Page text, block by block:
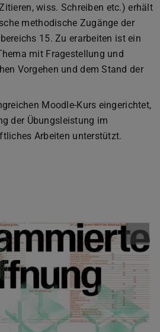
wiss. Schreiben etc.) erhält
methodische Zugänge der
15. Zu erarbeiten ist ein
mit Fragestellung und
Vorgehen und dem Stand der
Moodle-Kurs eingerichtet,
der Übungsleistung im
Arbeiten unterstützt.